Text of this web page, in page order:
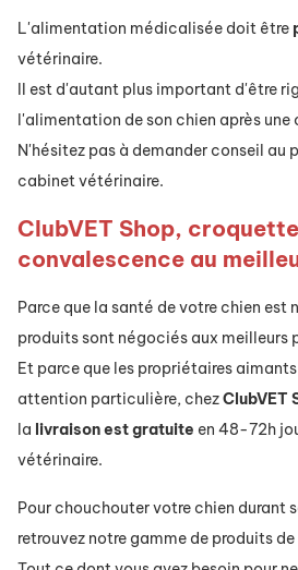
L'alimentation médicalisée doit être
vétérinaire.
Il est d'autant plus important d'être
l'alimentation de son chien après une
N'hésitez pas à demander conseil au
cabinet vétérinaire.
ClubVET Shop,
convalescence au
Parce que la santé de votre chien est
produits sont négociés aux meilleurs
Et parce que les propriétaires
attention particulière, chezClubVET
la livraisonestgratuite en 48-72h
vétérinaire.
Pour chouchouter votre chien durant
retrouvez notre gamme de produits de